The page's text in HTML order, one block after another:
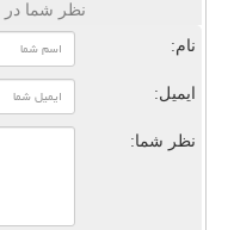
نظر شما در
نام:
ایمیل:
نظر شما: